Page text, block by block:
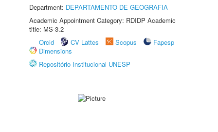
Department: DEPARTAMENTO DE GEOGRAFIA
Academic Appointment Category: RDIDP Academic
title: MS-3.2
Orcid
CV Lattes Scopus
Fapesp
Dimensions
Repositório Institucional UNESP